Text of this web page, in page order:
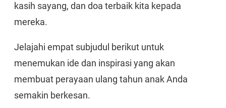
kasih sayang, dan doa terbaik kita kepada
mereka.
Jelajahi empat subjudul berikut untuk
menemukan ide dan inspirasi yang akan
membuat perayaan ulang tahun anak Anda
semakin berkesan.